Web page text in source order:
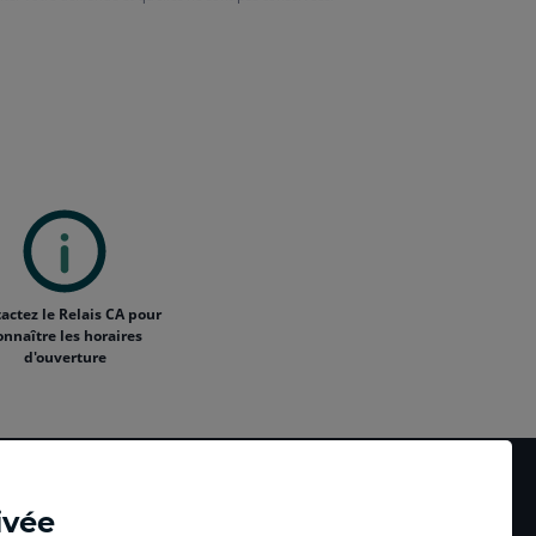
le Relais CA pour
les horaires
d'ouverture